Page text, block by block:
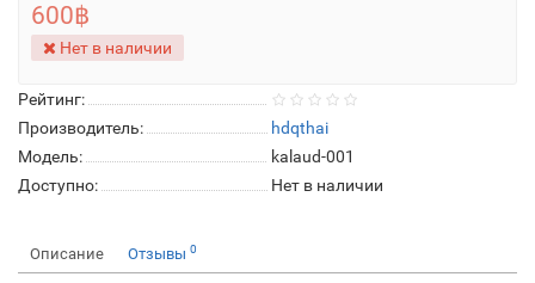
Рейтинг:
Производитель:
hdqthai
Модель:
kalaud-001
Доступно:
Нет в наличии
600฿
Нет в наличии
Описание Отзывы 0